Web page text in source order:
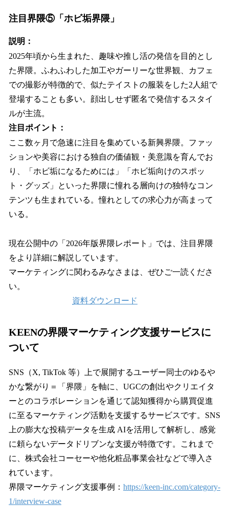
注目界隈⑤「ホビ垢界隈」
説明：
2025年頃から生まれた、趣味や推し活の発信を目的とし
た界隈。ふわふわした加工やガーリーな世界観、カフェ
での撮影が特徴的で、似たテイストの服装をした2人組で
登場することも多い。顔出しせず匿名で発信するスタイ
ルが主流。
注目ポイント：
ここ数ヶ月で急速に注目を集めている新興界隈。ファッ
ションや美容における独自の価値観・美意識を育んでお
り、「ホビ垢になるためには」「ホビ垢向けのスポッ
ト・グッズ」といった界隈に憧れる層向けの独特なコン
テンツも生まれている。憧れとしての求心力が高まって
いる。
現在公開中の「2026年版界隈レポート」では、注目界隈
をより詳細に解説しています。
マーケティングに関わるみなさまは、ぜひご一読くださ
い。
資料ダウンロード
KEENの界隈マーケティング支援サービスに
ついて
SNS（X, TikTok 等）上で展開するユーザー同士のゆるや
かな繋がり＝「界隈」を軸に、UGCの創出やクリエイタ
ーとのコラボレーションを通じて認知獲得から購買促進
に至るマーケティング活動を支援するサービスです。SNS
上の膨大な投稿データを生成 AIを活用して解析し、感覚
に頼らないデータドリブンな支援が特徴です。これまで
に、株式会社コーセーや他化粧品事業会社などで導入さ
れています。
界隈マーケティング支援事例： https://keen-inc.com/category-
1/interview-case